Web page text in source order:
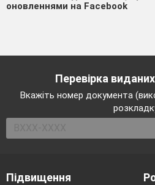
оновленнями на Facebook
Перевірка
Вкажіть номер документа
Підвищення